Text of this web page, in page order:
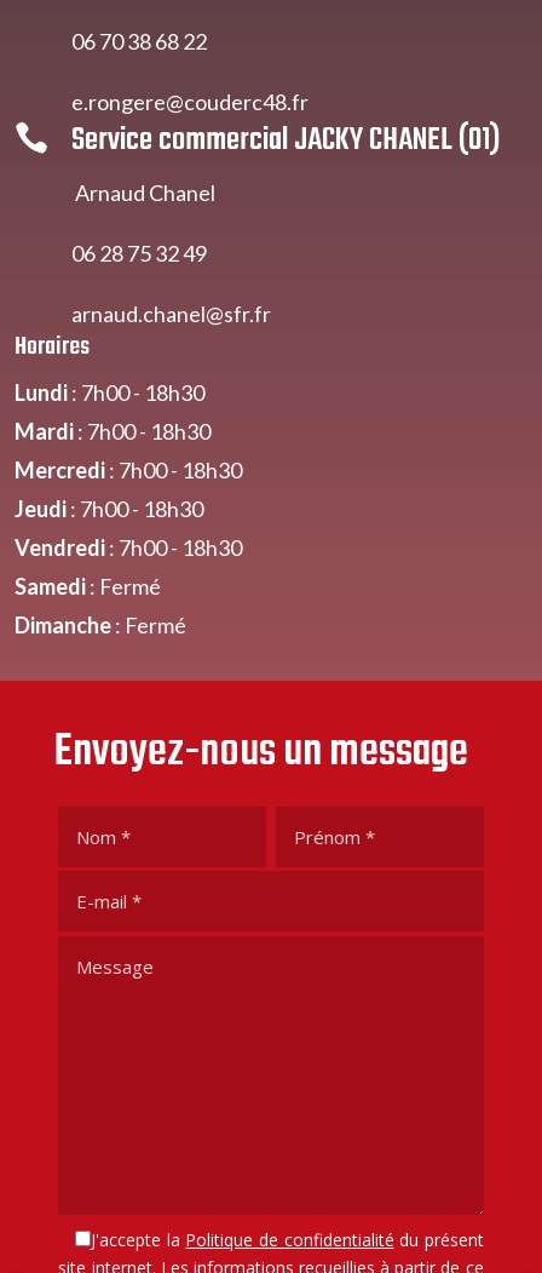
06 70 38 68 22
e.rongere@couderc48.fr
 Service commercial JACKY CHANEL (01)
Arnaud Chanel
06 28 75 32 49
arnaud.chanel@sfr.fr
Horaires
Lundi: 7h00 - 18h30
Mardi: 7h00 - 18h30
Mercredi: 7h00 - 18h30
Jeudi: 7h00 - 18h30
Vendredi: 7h00 - 18h30
Samedi: Fermé
Dimanche: Fermé
Envoyez-nous un message
J'accepte la Politique de confidentialité du présent
site internet. Les informations recueillies à partir de ce